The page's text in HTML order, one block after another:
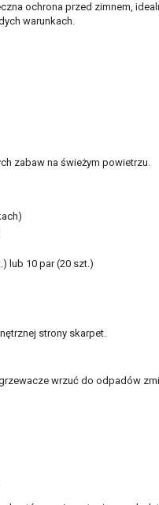
ochrona przed zimnem,
warunkach.
zabaw na świeżym powietrzu.
lub 10 par (20 szt.)
strony skarpet.
wrzuć do odpadów